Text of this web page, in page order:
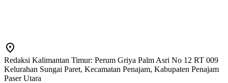
Redaksi Kalimantan Timur: Perum Griya Palm Asri No 12 RT 009
Kelurahan Sungai Paret, Kecamatan Penajam, Kabupaten Penajam
Paser Utara